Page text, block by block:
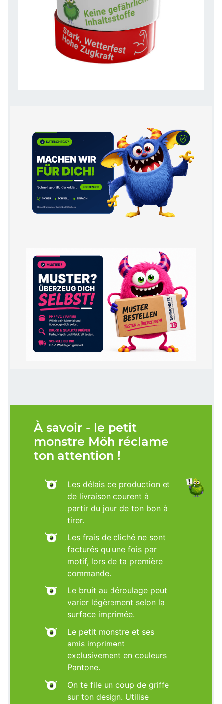
À savoir - le petit
monstre Möh réclame
ton attention !
Les délais de production et
de livraison courent à
partir du jour de ton bon à
tirer.
Les frais de cliché ne sont
facturés qu'une fois par
motif, lors de ta première
commande.
Le bruit au déroulage peut
varier légèrement selon la
surface imprimée.
Le petit monstre et ses
amis impriment
exclusivement en couleurs
Pantone.
On te file un coup de griffe
sur ton design. Utilise